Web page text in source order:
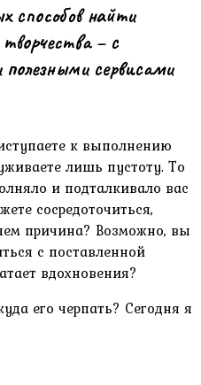
способов найти
– с
сервисами
к выполнению
лишь пустоту. То
и подталкивало вас
сосредоточиться,
причина? Возможно, вы
с поставленной
вдохновения?
его черпать? Сегодня я